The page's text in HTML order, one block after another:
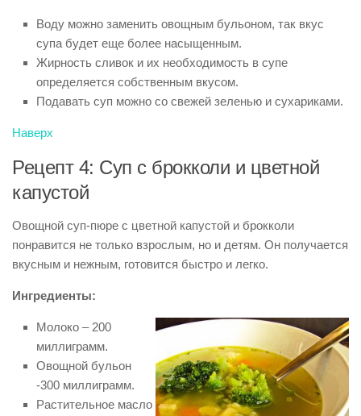
Воду можно заменить овощным бульоном, так вкус
супа будет еще более насыщенным.
Жирность сливок и их необходимость в супе
определяется собственным вкусом.
Подавать суп можно со свежей зеленью и сухариками.
Наверх
Рецепт 4: Суп с брокколи и цветной
капустой
Овощной суп-пюре с цветной капустой и брокколи
понравится не только взрослым, но и детям. Он получается
вкусным и нежным, готовится быстро и легко.
Ингредиенты:
Молоко – 200
миллиграмм.
Овощной бульон
-300 миллиграмм.
Растительное масло